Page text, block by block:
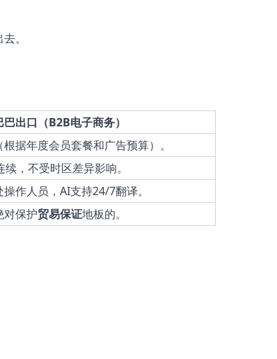
。
出口（B2B电子商务）
据年度会员套餐和广告预算）。
，不受时区差异影响。
作人员，AI支持24/7翻译。
对保护贸易保证地板的。